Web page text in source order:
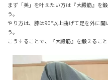
まず「美」を叶えたい方は『大殿筋』を
う。
やり方は、膝は90°以上曲げて足を外に
う。
こうすることで、『大殿筋』を鍛えること